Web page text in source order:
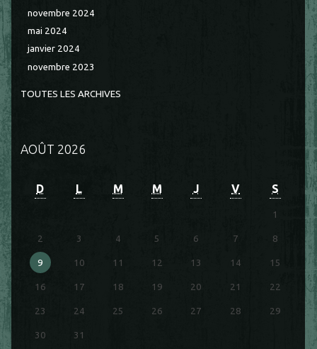
novembre 2024
mai 2024
janvier 2024
novembre 2023
TOUTES LES ARCHIVES
AOÛT 2026
D L M M J V S
1
2 3 4 5 6 7 8
9 10 11 12 13 14 15
16 17 18 19 20 21 22
23 24 25 26 27 28 29
30 31